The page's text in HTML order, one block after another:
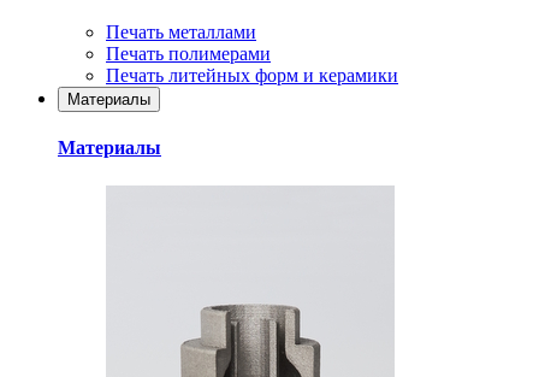
Печать металлами
Печать полимерами
Печать литейных форм и керамики
Материалы
Материалы